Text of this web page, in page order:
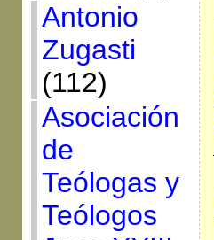
Antonio
Zugasti
(112)
Asociación
de
Teólogas y
Teólogos